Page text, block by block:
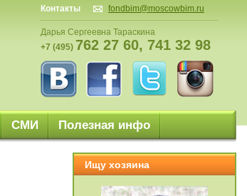
Контакты fondbim@moscowbim.ru
Дарья Сергеевна Тараскина
+7 (495) 762 27 60, 741 32 98
СМИ Полезная инфо
Ищу хозяина